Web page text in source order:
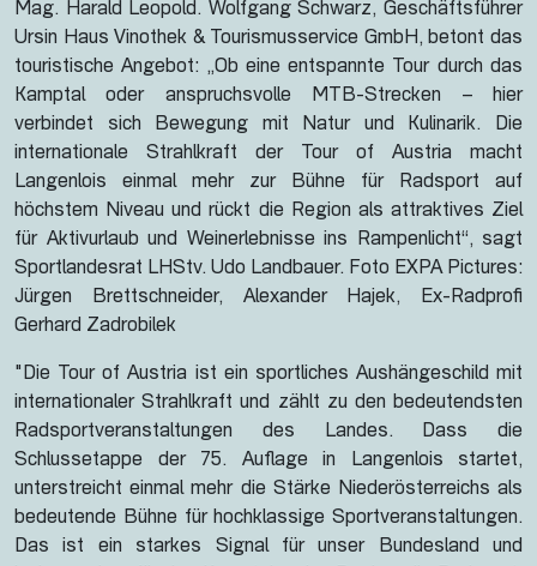
Mag. Harald Leopold. Wolfgang Schwarz, Geschäftsführer
Ursin Haus Vinothek & Tourismusservice GmbH, betont das
touristische Angebot: „Ob eine entspannte Tour durch das
Kamptal oder anspruchsvolle MTB-Strecken – hier
verbindet sich Bewegung mit Natur und Kulinarik. Die
internationale Strahlkraft der Tour of Austria macht
Langenlois einmal mehr zur Bühne für Radsport auf
höchstem Niveau und rückt die Region als attraktives Ziel
für Aktivurlaub und Weinerlebnisse ins Rampenlicht“, sagt
Sportlandesrat LHStv. Udo Landbauer. Foto EXPA Pictures:
Jürgen Brettschneider, ⁠Alexander Hajek, Ex-Radprofi
Gerhard Zadrobilek
"Die Tour of Austria ist ein sportliches Aushängeschild mit
internationaler Strahlkraft und zählt zu den bedeutendsten
Radsportveranstaltungen des Landes. Dass die
Schlussetappe der 75. Auflage in Langenlois startet,
unterstreicht einmal mehr die Stärke Niederösterreichs als
bedeutende Bühne für hochklassige Sportveranstaltungen.
Das ist ein starkes Signal für unser Bundesland und